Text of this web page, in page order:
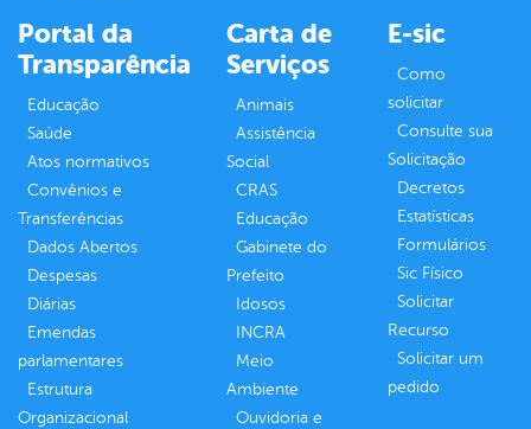
Portal da
Transparência
Educação
Saúde
Atos normativos
Convênios e
Transferências
Dados Abertos
Despesas
Diárias
Emendas
parlamentares
Estrutura
Organizacional
Carta de
Serviços
Animais
Assistência
Social
CRAS
Educação
Gabinete do
Prefeito
Idosos
INCRA
Meio
Ambiente
Ouvidoria e
E-sic
Como
solicitar
Consulte sua
Solicitação
Decretos
Estatísticas
Formulários
Sic Físico
Solicitar
Recurso
Solicitar um
pedido